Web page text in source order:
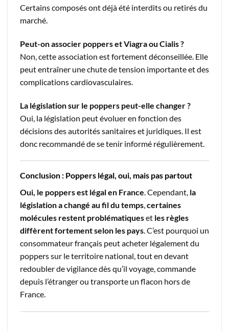
Certains composés ont déjà été interdits ou retirés du
marché.
Peut-on associer poppers et Viagra ou Cialis ?
Non, cette association est fortement déconseillée. Elle
peut entraîner une chute de tension importante et des
complications cardiovasculaires.
La législation sur le poppers peut-elle changer ?
Oui, la législation peut évoluer en fonction des
décisions des autorités sanitaires et juridiques. Il est
donc recommandé de se tenir informé régulièrement.
Conclusion : Poppers légal, oui, mais pas partout
Oui, le poppers est légal en France. Cependant, la
législation a changé au fil du temps,certaines
molécules restent problématiqueset les règles
diffèrent fortement selon les pays. C’est pourquoi un
consommateur français peut acheter légalement du
poppers sur le territoire national, tout en devant
redoubler de vigilance dès qu’il voyage, commande
depuis l’étranger ou transporte un flacon hors de
France.